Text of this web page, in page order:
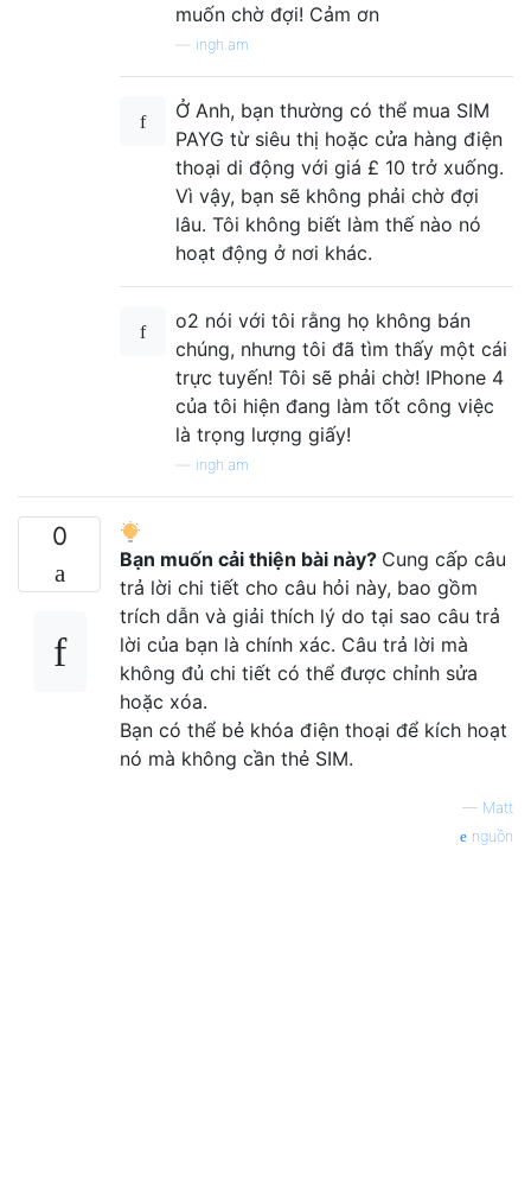
muốn chờ đợi! Cảm ơn
ingh.am
Ở Anh, bạn thường có thể mua SIM
PAYG từ siêu thị hoặc cửa hàng điện
thoại di động với giá £ 10 trở xuống.
Vì vậy, bạn sẽ không phải chờ đợi
lâu. Tôi không biết làm thế nào nó
hoạt động ở nơi khác.
o2 nói với tôi rằng họ không bán
chúng, nhưng tôi đã tìm thấy một cái
trực tuyến! Tôi sẽ phải chờ! IPhone 4
của tôi hiện đang làm tốt công việc
là trọng lượng giấy!
ingh.am
0
Bạn muốn cải thiện bài này? Cung cấp câu
trả lời chi tiết cho câu hỏi này, bao gồm
trích dẫn và giải thích lý do tại sao câu trả
lời của bạn là chính xác. Câu trả lời mà
không đủ chi tiết có thể được chỉnh sửa
hoặc xóa.
Bạn có thể bẻ khóa điện thoại để kích hoạt
nó mà không cần thẻ SIM.
— Matt
nguồn